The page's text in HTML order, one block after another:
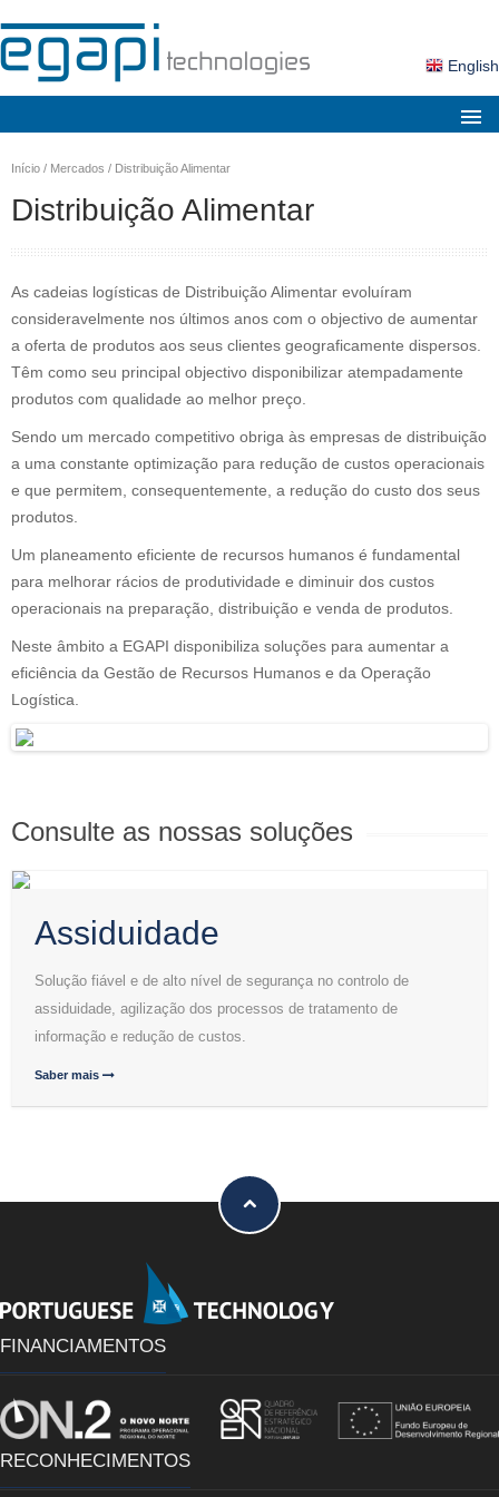
English
Serviços
Contactos
Área Cliente
Início / Mercados / Distribuição Alimentar
Distribuição Alimentar
As cadeias logísticas de Distribuição Alimentar evoluíram
consideravelmente nos últimos anos com o objectivo de aumentar
a oferta de produtos aos seus clientes geograficamente dispersos.
Têm como seu principal objectivo disponibilizar atempadamente
produtos com qualidade ao melhor preço.
Sendo um mercado competitivo obriga às empresas de distribuição
a uma constante optimização para redução de custos operacionais
e que permitem, consequentemente, a redução do custo dos seus
produtos.
Um planeamento eficiente de recursos humanos é fundamental
para melhorar rácios de produtividade e diminuir dos custos
operacionais na preparação, distribuição e venda de produtos.
Neste âmbito a EGAPI disponibiliza soluções para aumentar a
eficiência da Gestão de Recursos Humanos e da Operação
Logística.
Consulte as nossas soluções
Assiduidade
Solução fiável e de alto nível de segurança no controlo de
assiduidade, agilização dos processos de tratamento de
informação e redução de custos.
Saber mais
FINANCIAMENTOS
RECONHECIMENTOS